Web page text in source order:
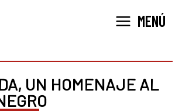
MENÚ
UN HOMENAJE AL